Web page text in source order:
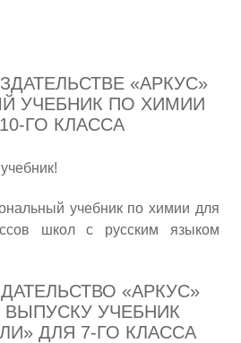
«АРКУС»
УЧЕБНИК ПО ХИМИИ
ГО КЛАССА
учебник по химии для
школ с русским языком
«АРКУС»
ВЫПУСКУ УЧЕБНИК
ДЛЯ 7-ГО КЛАССА